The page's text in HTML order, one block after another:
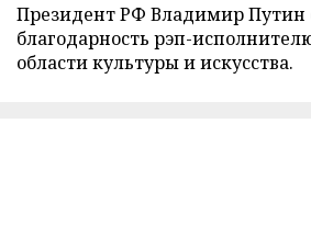
Президент РФ Владимир Путин
благодарность рэп-
области культуры и искусства.